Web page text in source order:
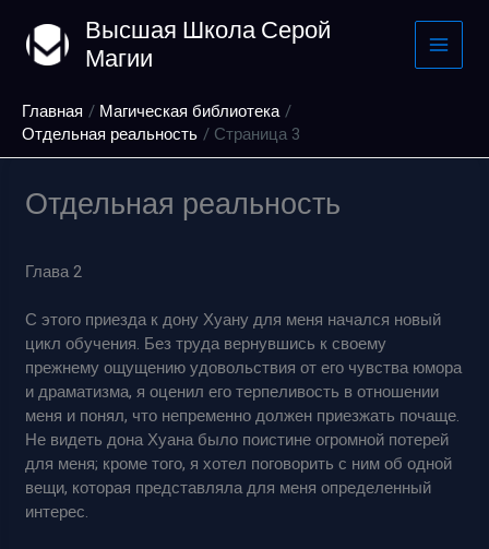
содержимому
Высшая Школа Серой
Магии
Главная
Магическая библиотека
Отдельная реальность
Страница 3
Отдельная реальность
Глава 2
С этого приезда к дону Хуану для меня начался новый
цикл обучения. Без труда вернувшись к своему
прежнему ощущению удовольствия от его чувства юмора
и драматизма, я оценил его терпеливость в отношении
меня и понял, что непременно должен приезжать почаще.
Не видеть дона Хуана было поистине огромной потерей
для меня; кроме того, я хотел поговорить с ним об одной
вещи, которая представляла для меня определенный
интерес.